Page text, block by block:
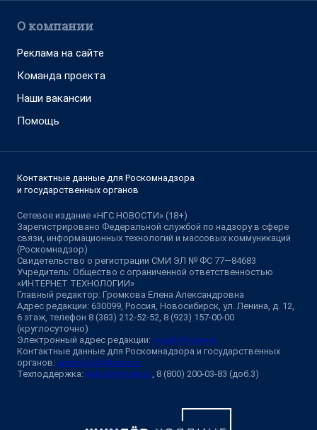
О компании
Реклама на сайте
Команда проекта
Наши вакансии
Помощь
Контактные данные для Роскомнадзора
и государственных органов
Сетевое издание «НГС.НОВОСТИ» (18+)
Зарегистрировано Федеральной службой по надзору в сфере
связи, информационных технологий и массовых коммуникаций
(Роскомнадзор)
Свидетельство о регистрации СМИ ЭЛ № ФС 77—84683
Учредитель: Общество с ограниченной ответственностью
«ИНТЕРНЕТ ТЕХНОЛОГИИ»
Главный редактор: Громкова Елена Александровна
Адрес редакции: 630099, Россия, Новосибирск, ул. Ленина, д. 12,
6 этаж, телефон 8 (383) 212-52-52, 8 (923) 157-00-00
(круглосуточно)
Электронный адрес редакции: ngs@shkulev.ru
Контактные данные для Роскомнадзора и государственных
органов: juristnsk@shkulev.ru
Техподдержка: help@shkulev.ru, 8 (800) 200-03-83 (доб.3)